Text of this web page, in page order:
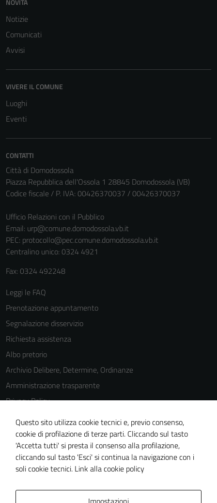
NOVITÀ
Notizie
Comunicati
Avvisi
VIVERE IL COMUNE
Luoghi
Eventi
CONTATTI
Città di Domodossola
Piazza Repubblica dell'Ossola 1 28845 Domodossola (VB)
Codice fiscale / P. IVA: 00426370037 / 00426370037
Ufficio Relazioni con il Pubblico
Email: urp@comune.domodossola.vb.it
PEC: protocollo@pec.comune.domodossola.vb.it
Centralino unico: 0324 4921
Fax: 0324 492248
Leggi le FAQ
Prenotazione appuntamento
Segnalazione disservizio
Richiesta assistenza
Albo pretorio
Archivio Delibere, Determine, Ordinanze
Amministrazione trasparente
Privacy Policy
Cookie Policy
Note legali
Dichiarazione di accessibilità
Piano di miglioramento del sito
Questo sito utilizza cookie tecnici e, previo consenso,
cookie di profilazione di terze parti. Cliccando sul tasto
'Accetta tutti' si presta il consenso alla profilazione,
cliccando sul tasto 'Esci' si continua la navigazione con i
soli cookie tecnici. Link alla cookie policy